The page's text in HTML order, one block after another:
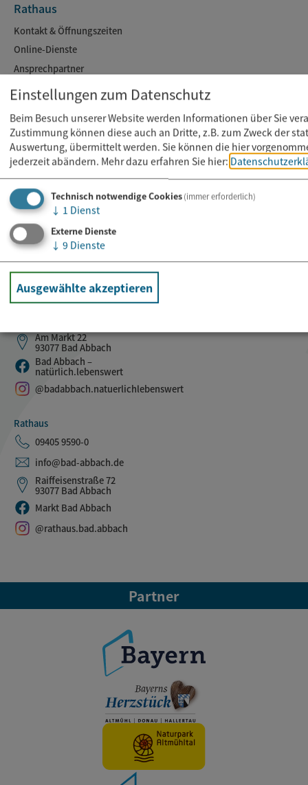
Rathaus
Kontakt & Öffnungszeiten
Online-Dienste
Ansprechpartner
Aktuelles
Freizeit
Kaiser-Therme
Gastronomie
Ortsplan
Kontakt
09405 9599-0
Am Markt 22
93077 Bad Abbach
Bad Abbach –
natürlich.lebenswert
@badabbach.natuerlichlebenswert
Rathaus
09405 9590-0
info@bad-abbach.de
Raiffeisenstraße 72
93077 Bad Abbach
Markt Bad Abbach
@rathaus.bad.abbach
Partner
Einstellungen zum Datenschutz
Beim Besuch unserer Website werden Informationen über Sie
Zustimmung können diese auch an Dritte, z.B. zum Zweck der
Auswertung, übermittelt werden. Sie können die hier
jederzeit abändern. Mehr dazu erfahren Sie hier:
Technisch notwendige Cookies(immer erforderlich)
↓ 1 Dienst
Externe Dienste
↓ 9 Dienste
Ausgewählte akzeptieren